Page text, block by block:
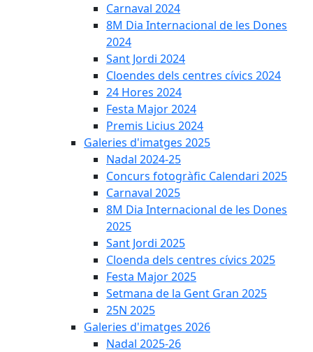
Carnaval 2024
8M Dia Internacional de les Dones
2024
Sant Jordi 2024
Cloendes dels centres cívics 2024
24 Hores 2024
Festa Major 2024
Premis Licius 2024
Galeries d'imatges 2025
Nadal 2024-25
Concurs fotogràfic Calendari 2025
Carnaval 2025
8M Dia Internacional de les Dones
2025
Sant Jordi 2025
Cloenda dels centres cívics 2025
Festa Major 2025
Setmana de la Gent Gran 2025
25N 2025
Galeries d'imatges 2026
Nadal 2025-26